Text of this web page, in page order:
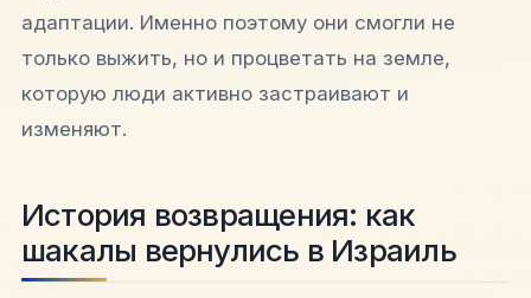
адаптации. Именно поэтому они смогли не
только выжить, но и процветать на земле,
которую люди активно застраивают и
изменяют.
История возвращения: как
шакалы вернулись в Израиль